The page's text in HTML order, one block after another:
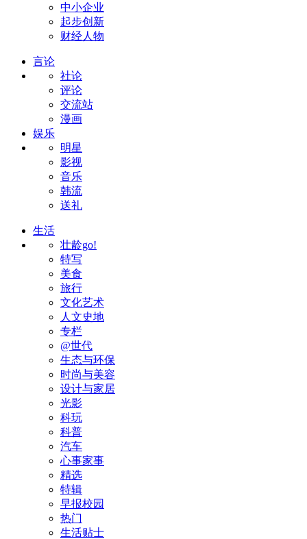
中小企业
起步创新
财经人物
言论
社论
评论
交流站
漫画
娱乐
明星
影视
音乐
韩流
送礼
生活
壮龄go!
特写
美食
旅行
文化艺术
人文史地
专栏
@世代
生态与环保
时尚与美容
设计与家居
光影
科玩
科普
汽车
心事家事
精选
特辑
早报校园
热门
生活贴士